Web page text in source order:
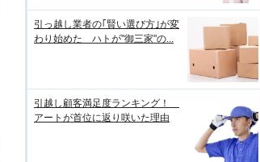
引っ越し業者の｢賢い選び方｣が変
わり始めた ハトが"御三家"の...
引越し顧客満足度ランキング！
アートが首位に返り咲いた理由